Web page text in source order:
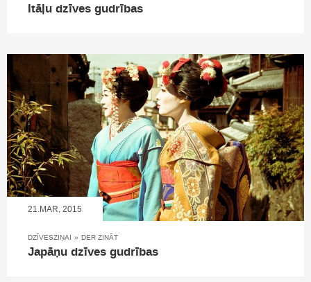
Itāļu dzīves gudrības
21.MAR, 2015
DZĪVESZIŅAI » DER ZINĀT
Japāņu dzīves gudrības